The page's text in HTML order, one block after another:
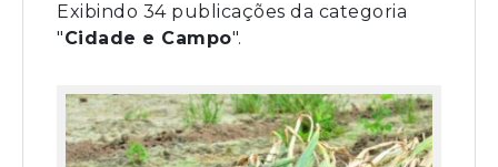
Exibindo 34 publicações da categoria
"Cidade e Campo".